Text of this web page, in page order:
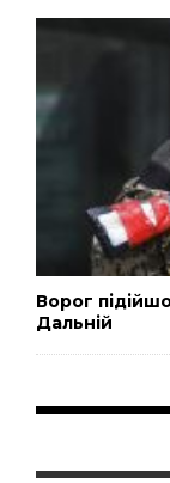
Ворог
Дальній